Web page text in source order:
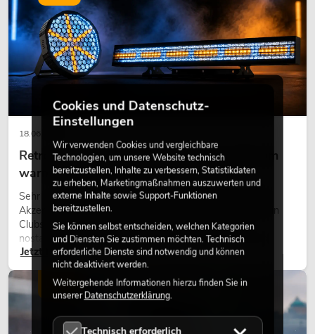
18.06.2026
Retro-Licht im modernen Lichtdesign: Warum
warmes Licht wieder wirkt
Sehr warmes Licht, sichtbare Leuchtflächen und farbige
Akzente prägen viele aktuelle Lichtdesigns auf Bühnen, in
Clubs und bei Events. Retro-Licht ist dabei kein rein
nostalgischer Effekt, sondern ein bewusst eingesetztes
Gestaltungsmittel: Es schafft Atmosphäre, gibt Szenen
Charakter und kann technische LED-Setups emotionaler
wirken lassen.
Jetzt lesen
LICHT
Cookies und Datenschutz-
Einstellungen
Wir verwenden Cookies und vergleichbare
Technologien, um unsere Website technisch
bereitzustellen, Inhalte zu verbessern, Statistikdaten
zu erheben, Marketingmaßnahmen auszuwerten und
externe Inhalte sowie Support-Funktionen
bereitzustellen.
Sie können selbst entscheiden, welchen Kategorien
und Diensten Sie zustimmen möchten. Technisch
erforderliche Dienste sind notwendig und können
nicht deaktiviert werden.
Weitergehende Informationen hierzu finden Sie in
unsererDatenschutzerklärung.
Technisch erforderlich